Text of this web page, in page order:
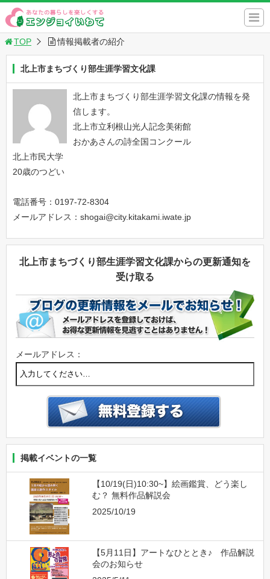
TOP 情報掲載者の紹介
北上市まちづくり部生涯学習文化課
北上市まちづくり部生涯学習文化課の情報を発
信します。
北上市立利根山光人記念美術館
おかあさんの詩全国コンクール
北上市民大学
20歳のつどい
電話番号：0197-72-8304
メールアドレス：shogai@city.kitakami.iwate.jp
北上市まちづくり部生涯学習文化課からの更新通知を
受け取る
メールアドレス：
掲載イベントの一覧
【10/19(日)10:30~】絵画鑑賞、どう楽し
む？ 無料作品解説会
2025/10/19
【5月11日】アートなひととき♪ 作品解説
会のお知らせ